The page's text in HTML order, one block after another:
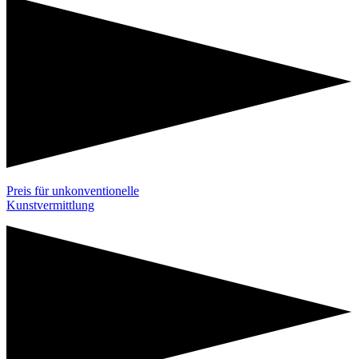
Preis für unkonventionelle
Kunstvermittlung